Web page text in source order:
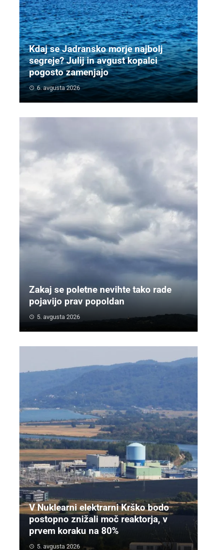
Kdaj se Jadransko morje najbolj
segreje? Julij in avgust kopalci
pogosto zamenjajo
6. avgusta 2026
Zakaj se poletne nevihte tako rade
pojavijo prav popoldan
5. avgusta 2026
V Nuklearni elektrarni Krško bodo
postopno znižali moč reaktorja, v
prvem koraku na 80%
5. avgusta 2026